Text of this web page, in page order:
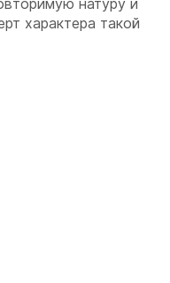
натуру и
характера такой